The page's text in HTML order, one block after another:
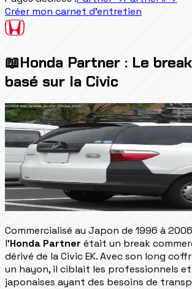
Créer mon carnet d'entretien
📖Honda Partner : Le
basé sur la Civic
Commercialisé au Japon de 1996 à
l'Honda Partner était un break
dérivé de la Civic EK. Avec son long
un hayon, il ciblait les professionnels
japonaises ayant des besoins de